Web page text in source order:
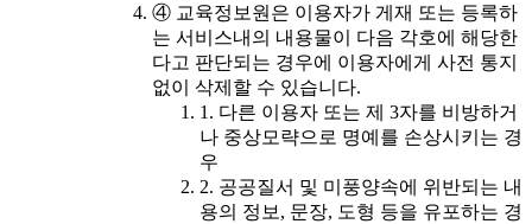
④ 교육정보원은 이용자가 게재 또는 등록하
는 서비스내의 내용물이 다음 각호에 해당한
다고 판단되는 경우에 이용자에게 사전 통지
없이 삭제할 수 있습니다.
1. 다른 이용자 또는 제 3자를 비방하거
나 중상모략으로 명예를 손상시키는 경
우
2. 공공질서 및 미풍양속에 위반되는 내
용의 정보, 문장, 도형 등을 유포하는 경